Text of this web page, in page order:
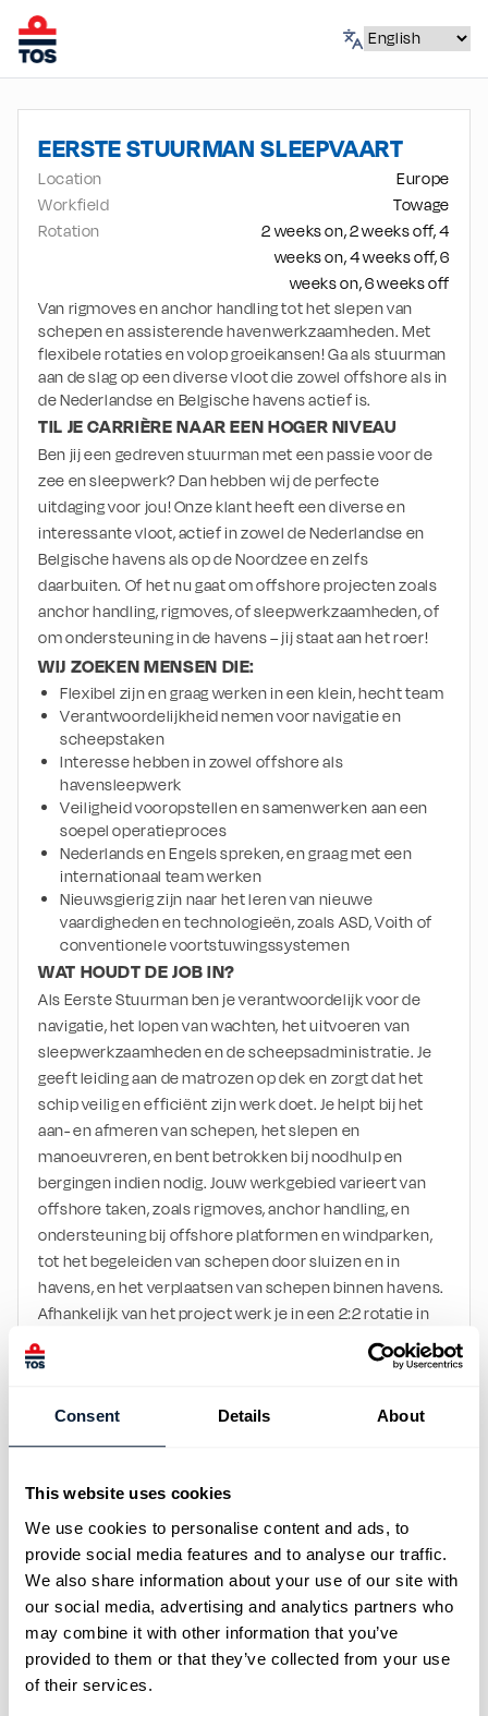
Consent Details About
This website uses cookies
We use cookies to personalise content and ads, to
provide social media features and to analyse our traffic.
We also share information about your use of our site with
our social media, advertising and analytics partners who
may combine it with other information that you’ve
provided to them or that they’ve collected from your use
of their services.
EERSTE STUURMAN SLEEPVAART
Location
Europe
Workfield
Towage
Rotation
2 weeks on, 2 weeks off, 4
weeks on, 4 weeks off, 6
weeks on, 6 weeks off
Van rigmoves en anchor handling tot het slepen van
schepen en assisterende havenwerkzaamheden. Met
flexibele rotaties en volop groeikansen! Ga als stuurman
aan de slag op een diverse vloot die zowel offshore als in
de Nederlandse en Belgische havens actief is.
TIL JE CARRIÈRE NAAR EEN HOGER NIVEAU
Ben jij een gedreven stuurman met een passie voor de
zee en sleepwerk? Dan hebben wij de perfecte
uitdaging voor jou! Onze klant heeft een diverse en
interessante vloot, actief in zowel de Nederlandse en
Belgische havens als op de Noordzee en zelfs
daarbuiten. Of het nu gaat om offshore projecten zoals
anchor handling, rigmoves, of sleepwerkzaamheden, of
om ondersteuning in de havens – jij staat aan het roer!
WIJ ZOEKEN MENSEN DIE:
Flexibel zijn en graag werken in een klein, hecht team
Verantwoordelijkheid nemen voor navigatie en
scheepstaken
Interesse hebben in zowel offshore als
havensleepwerk
Veiligheid vooropstellen en samenwerken aan een
soepel operatieproces
Nederlands en Engels spreken, en graag met een
internationaal team werken
Nieuwsgierig zijn naar het leren van nieuwe
vaardigheden en technologieën, zoals ASD, Voith of
conventionele voortstuwingssystemen
WAT HOUDT DE JOB IN?
Als Eerste Stuurman ben je verantwoordelijk voor de
navigatie, het lopen van wachten, het uitvoeren van
sleepwerkzaamheden en de scheepsadministratie. Je
geeft leiding aan de matrozen op dek en zorgt dat het
schip veilig en efficiënt zijn werk doet. Je helpt bij het
aan- en afmeren van schepen, het slepen en
manoeuvreren, en bent betrokken bij noodhulp en
bergingen indien nodig. Jouw werkgebied varieert van
offshore taken, zoals rigmoves, anchor handling, en
ondersteuning bij offshore platformen en windparken,
tot het begeleiden van schepen door sluizen en in
havens, en het verplaatsen van schepen binnen havens.
Afhankelijk van het project werk je in een 2:2 rotatie in
de havens, 4:4 rotatie in Europa, of een 6:6 rotatie op
interessante internationale projecten – waar we je zelfs
VOORWAARDEN WAAR JE VOOR WARM LOOPT
Wij kennen het werk net als jij, dus we weten wat het
Een salaris tussen €270 en €350 bruto per dag,
passend bij jouw ervaring
Een vast contract is mogelijk bij goed functioneren
Een flexibele werk- en verlofregeling die aansluit bij
jouw voorkeuren en wensen
Volop doorgroeimogelijkheden met kansen om
kapitein te worden, met ondersteuning voor
cursussen en trainingen die hiervoor nodig zijn
Werken in een prettige, kleine bemanning waar